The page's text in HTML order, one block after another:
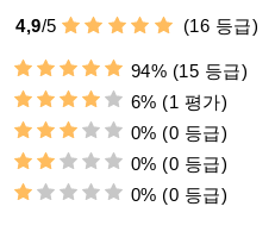
4,9/5 (16 등급)
94% (15 등급)
6% (1 평가)
0% (0 등급)
0% (0 등급)
0% (0 등급)